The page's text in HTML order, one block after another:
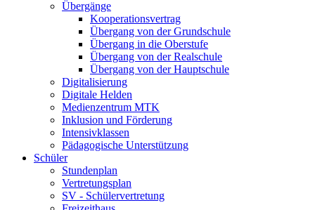
Übergänge
Kooperationsvertrag
Übergang von der Grundschule
Übergang in die Oberstufe
Übergang von der Realschule
Übergang von der Hauptschule
Digitalisierung
Digitale Helden
Medienzentrum MTK
Inklusion und Förderung
Intensivklassen
Pädagogische Unterstützung
Schüler
Stundenplan
Vertretungsplan
SV - Schülervertretung